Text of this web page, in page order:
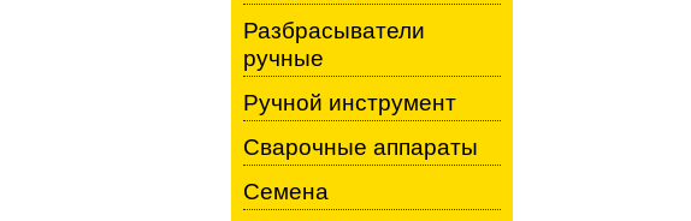
Разбрасыватели
ручные
Ручной инструмент
Сварочные аппараты
Семена